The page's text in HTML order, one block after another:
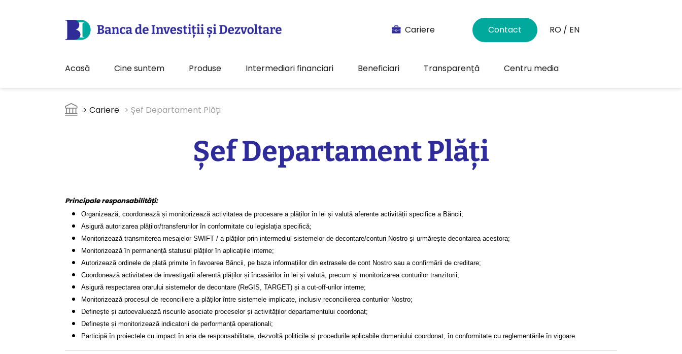
Cariere Contact RO / EN
Acasă Cine suntem Produse Intermediari financiari Beneficiari Transparență Centru media
Breadcrumb
> Cariere > Șef Departament Plăți
Șef Departament Plăți
Principale responsabilități:
Organizează, coordonează și monitorizează activitatea de procesare a plăților în lei și valută aferente activității specifice a Băncii;
Asigură autorizarea plăților/transferurilor în conformitate cu legislația specifică;
Monitorizează transmiterea mesajelor SWIFT / a plăților prin intermediul sistemelor de decontare/conturi Nostro și urmărește decontarea acestora;
Monitorizează în permanență statusul plăților în aplicațiile interne;
Autorizează ordinele de plată primite în favoarea Băncii, pe baza informațiilor din extrasele de cont Nostro sau a confirmării de creditare;
Coordonează activitatea de investigații aferentă plăților și încasărilor în lei și valută, precum și monitorizarea conturilor tranzitorii;
Asigură respectarea orarului sistemelor de decontare (ReGIS, TARGET) și a cut-off-urilor interne;
Monitorizează procesul de reconciliere a plăților între sistemele implicate, inclusiv reconcilierea conturilor Nostro;
Definește și autoevaluează riscurile asociate proceselor și activităților departamentului coordonat;
Definește și monitorizează indicatorii de performanță operaționali;
Participă în proiectele cu impact în aria de responsabilitate, dezvoltă politicile și procedurile aplicabile domeniului coordonat, în conformitate cu reglementările în vigoare.